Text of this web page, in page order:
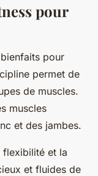
pour
pour
permet de
de muscles.
muscles
et des jambes.
flexibilité et la
et fluides de